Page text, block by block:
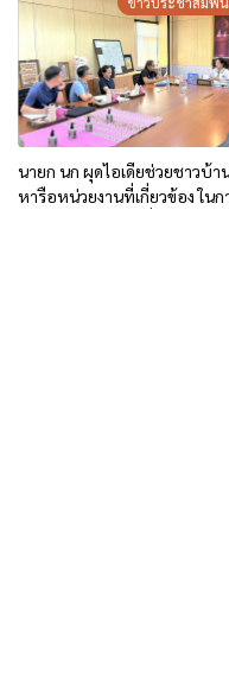
นายก นก ผุดไอเดียช่วยชาวบ้า
หารือหน่วยงานที่เกี่ยวข้อง ในก